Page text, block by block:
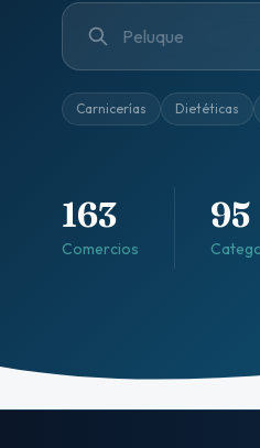
Carnicerías Dietéticas
163
Comercios
95